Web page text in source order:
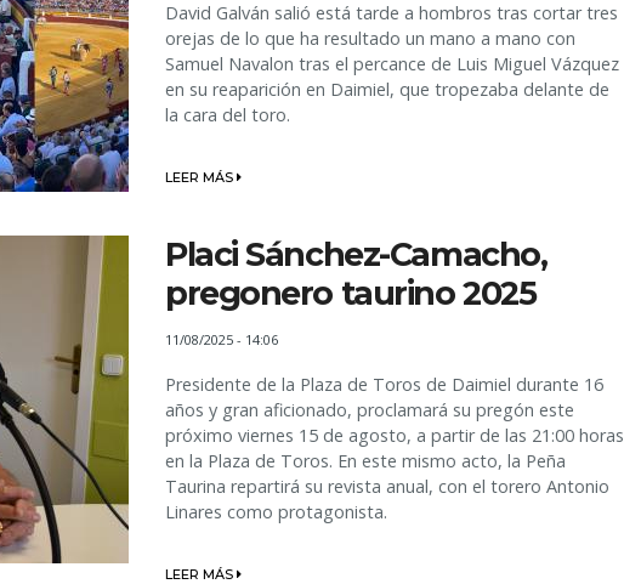
David Galván salió está tarde a hombros tras cortar tres
orejas de lo que ha resultado un mano a mano con
Samuel Navalon tras el percance de Luis Miguel Vázquez
en su reaparición en Daimiel, que tropezaba delante de
la cara del toro.
LEER MÁS
Placi Sánchez-Camacho,
pregonero taurino 2025
11/08/2025 - 14:06
Presidente de la Plaza de Toros de Daimiel durante 16
años y gran aficionado, proclamará su pregón este
próximo viernes 15 de agosto, a partir de las 21:00 horas
en la Plaza de Toros. En este mismo acto, la Peña
Taurina repartirá su revista anual, con el torero Antonio
Linares como protagonista.
LEER MÁS